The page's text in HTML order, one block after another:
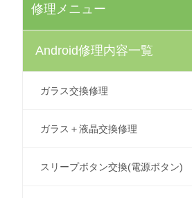
修理メニュー
Android修理内容一覧
ガラス交換修理
ガラス＋液晶交換修理
スリープボタン交換(電源ボタン)